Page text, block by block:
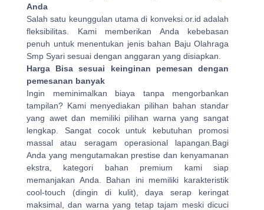
Anda
Salah satu keunggulan utama di konveksi.or.id adalah
fleksibilitas. Kami memberikan Anda kebebasan
penuh untuk menentukan jenis bahan Baju Olahraga
Smp Syari sesuai dengan anggaran yang disiapkan.
Harga Bisa sesuai keinginan pemesan dengan
pemesanan banyak
Ingin meminimalkan biaya tanpa mengorbankan
tampilan? Kami menyediakan pilihan bahan standar
yang awet dan memiliki pilihan warna yang sangat
lengkap. Sangat cocok untuk kebutuhan promosi
massal atau seragam operasional lapangan.Bagi
Anda yang mengutamakan prestise dan kenyamanan
ekstra, kategori bahan premium kami siap
memanjakan Anda. Bahan ini memiliki karakteristik
cool-touch (dingin di kulit), daya serap keringat
maksimal, dan warna yang tetap tajam meski dicuci